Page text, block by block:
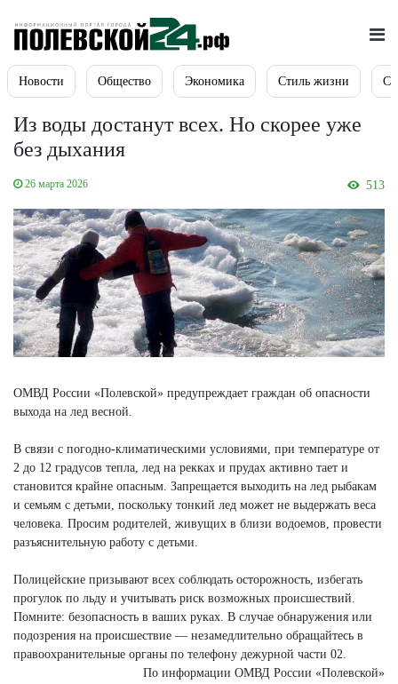
Новости Общество Экономика Стиль жизни
Из воды достанут всех. Но скорее уже
без дыхания
26 марта 2026 513
ОМВД России «Полевской» предупреждает граждан об опасности
выхода на лед весной.
В связи с погодно-климатическими условиями, при температуре от
2 до 12 градусов тепла, лед на рекках и прудах активно тает и
становится крайне опасным. Запрещается выходить на лед рыбакам
и семьям с детьми, поскольку тонкий лед может не выдержать веса
человека. Просим родителей, живущих в близи водоемов, провести
разъяснительную работу с детьми.
Полицейские призывают всех соблюдать осторожность, избегать
прогулок по льду и учитывать риск возможных происшествий.
Помните: безопасность в ваших руках. В случае обнаружения или
подозрения на происшествие — незамедлительно обращайтесь в
правоохранительные органы по телефону дежурной части 02.
По информации ОМВД России «Полевской»